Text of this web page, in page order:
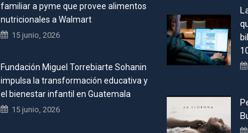
familiar a pyme que provee alimentos
nutricionales a Walmart
15 junio, 2026
Fundación Miguel Torrebiarte Sohanin
impulsa la transformación educativa y
el bienestar infantil en Guatemala
15 junio, 2026